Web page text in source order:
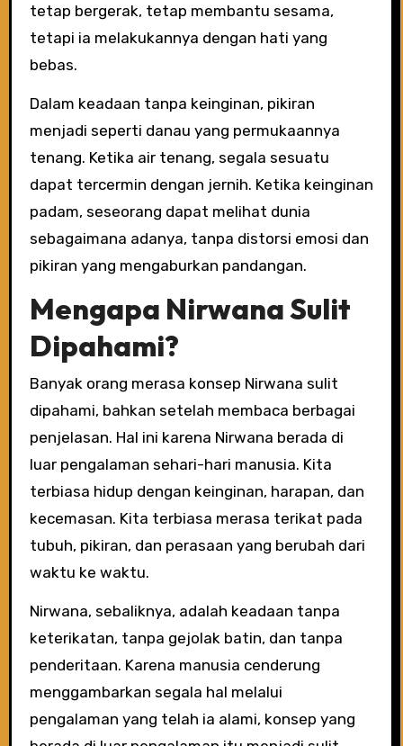
tetap bergerak, tetap membantu sesama,
tetapi ia melakukannya dengan hati yang
bebas.
Dalam keadaan tanpa keinginan, pikiran
menjadi seperti danau yang permukaannya
tenang. Ketika air tenang, segala sesuatu
dapat tercermin dengan jernih. Ketika keinginan
padam, seseorang dapat melihat dunia
sebagaimana adanya, tanpa distorsi emosi dan
pikiran yang mengaburkan pandangan.
Mengapa Nirwana Sulit
Dipahami?
Banyak orang merasa konsep Nirwana sulit
dipahami, bahkan setelah membaca berbagai
penjelasan. Hal ini karena Nirwana berada di
luar pengalaman sehari-hari manusia. Kita
terbiasa hidup dengan keinginan, harapan, dan
kecemasan. Kita terbiasa merasa terikat pada
tubuh, pikiran, dan perasaan yang berubah dari
waktu ke waktu.
Nirwana, sebaliknya, adalah keadaan tanpa
keterikatan, tanpa gejolak batin, dan tanpa
penderitaan. Karena manusia cenderung
menggambarkan segala hal melalui
pengalaman yang telah ia alami, konsep yang